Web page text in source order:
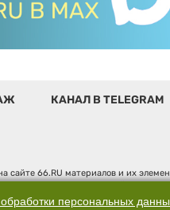
КАНАЛ В TELEGRAM
66.RU материалов и их
технологий и
Свердловская обл., г.
персональных